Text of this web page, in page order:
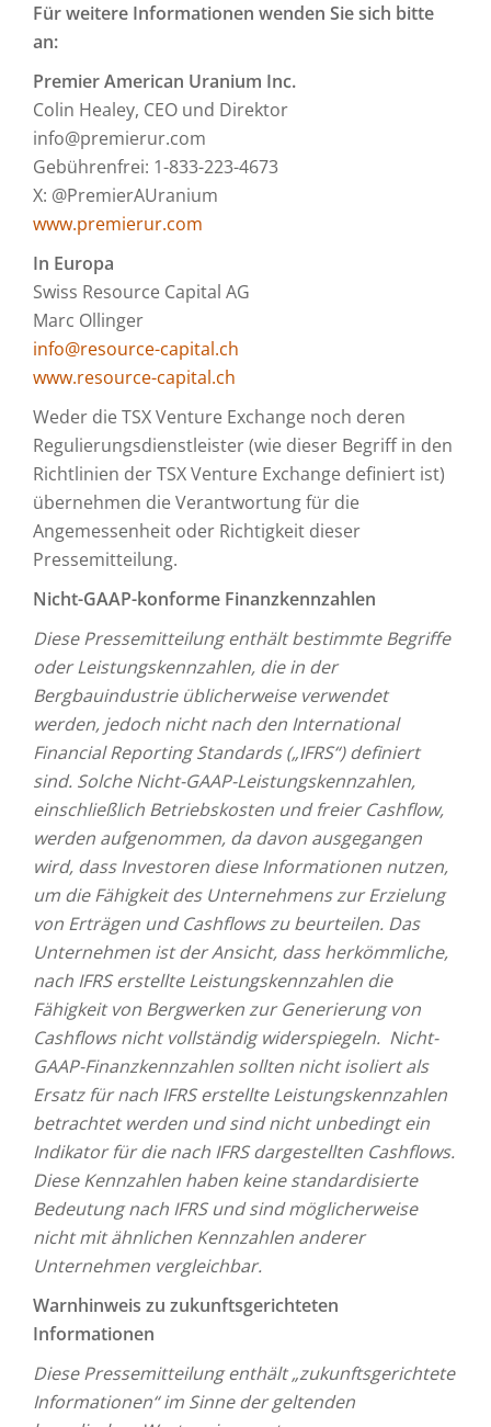
Für weitere Informationen wenden Sie sich bitte
an:
Premier American Uranium Inc.
Colin Healey, CEO und Direktor
info@premierur.com
Gebührenfrei: 1-833-223-4673
X: @PremierAUranium
www.premierur.com
In Europa
Swiss Resource Capital AG
Marc Ollinger
info@resource-capital.ch
www.resource-capital.ch
Weder die TSX Venture Exchange noch deren
Regulierungsdienstleister (wie dieser Begriff in den
Richtlinien der TSX Venture Exchange definiert ist)
übernehmen die Verantwortung für die
Angemessenheit oder Richtigkeit dieser
Pressemitteilung.
Nicht-GAAP-konforme Finanzkennzahlen
Diese Pressemitteilung enthält bestimmte Begriffe
oder Leistungskennzahlen, die in der
Bergbauindustrie üblicherweise verwendet
werden, jedoch nicht nach den International
Financial Reporting Standards („IFRS“) definiert
sind. Solche Nicht-GAAP-Leistungskennzahlen,
einschließlich Betriebskosten undfreier Cashflow,
werden aufgenommen, da davon ausgegangen
wird, dass Investoren diese Informationen nutzen,
um die Fähigkeit des Unternehmens zur Erzielung
von Erträgen und Cashflows zu beurteilen. Das
Unternehmen ist der Ansicht, dass herkömmliche,
nach IFRS erstellte Leistungskennzahlen die
Fähigkeit von Bergwerken zur Generierung von
Cashflows nicht vollständig widerspiegeln. Nicht-
GAAP-Finanzkennzahlen sollten nicht isoliert als
Ersatz für nach IFRS erstellte Leistungskennzahlen
betrachtet werden und sind nicht unbedingt ein
Indikator für die nach IFRS dargestellten Cashflows.
Diese Kennzahlen haben keine standardisierte
Bedeutung nach IFRS und sind möglicherweise
nicht mit ähnlichen Kennzahlen anderer
Unternehmen vergleichbar.
Warnhinweis zu zukunftsgerichteten
Informationen
Diese Pressemitteilung enthält „zukunftsgerichtete
Informationen“ im Sinne der geltenden